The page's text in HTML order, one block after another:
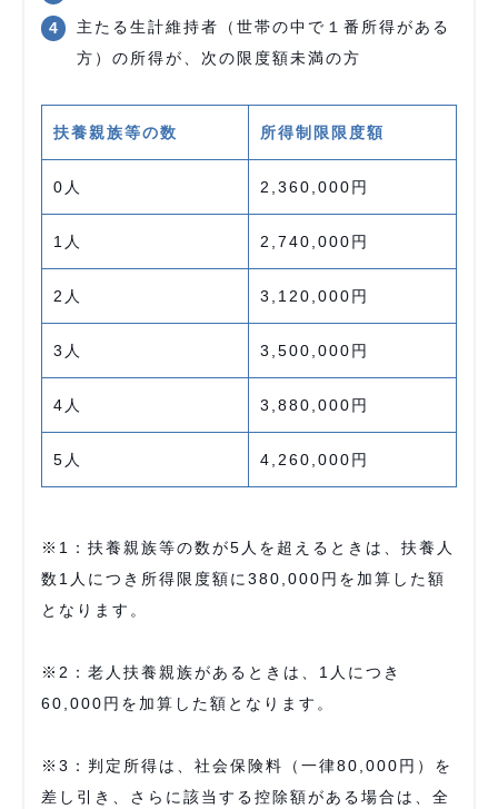
主たる生計維持者（世帯の中で１番所得がある
方）の所得が、次の限度額未満の方
扶養親族等の数 所得制限限度額
0人 2,360,000円
1人 2,740,000円
2人 3,120,000円
3人 3,500,000円
4人 3,880,000円
5人 4,260,000円
※1：扶養親族等の数が5人を超えるときは、扶養人
数1人につき所得限度額に380,000円を加算した額
となります。
※2：老人扶養親族があるときは、1人につき
60,000円を加算した額となります。
※3：判定所得は、社会保険料（一律80,000円）を
差し引き、さらに該当する控除額がある場合は、全